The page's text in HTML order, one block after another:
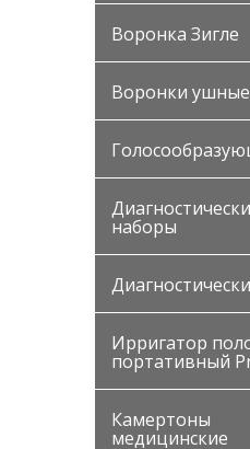
Воронка Зигле
Воронки ушные
наборы
Ирригатор
портативный
Камертоны
медицинские